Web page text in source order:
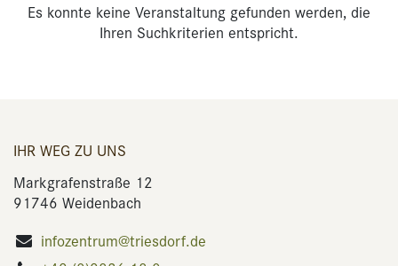
Es konnte keine Veranstaltung gefunden werden, die
Ihren Suchkriterien entspricht.
IHR WEG ZU UNS
Markgrafenstraße 12
91746 Weidenbach
infozentrum@triesdorf.de